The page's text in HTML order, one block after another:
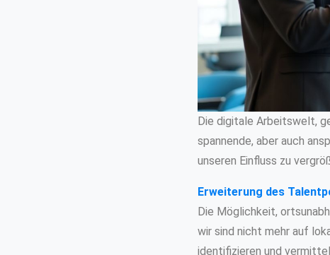
Die digitale Arbeitswelt,
spannende, aber auch
unseren Einfluss zu
Erweiterung des
Die Möglichkeit,
wir sind nicht mehr auf
identifizieren und